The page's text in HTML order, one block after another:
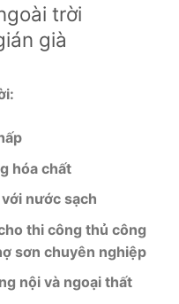
trời
già
hóa chất
nước sạch
thi công thủ công
sơn chuyên nghiệp
nội và ngoại thất